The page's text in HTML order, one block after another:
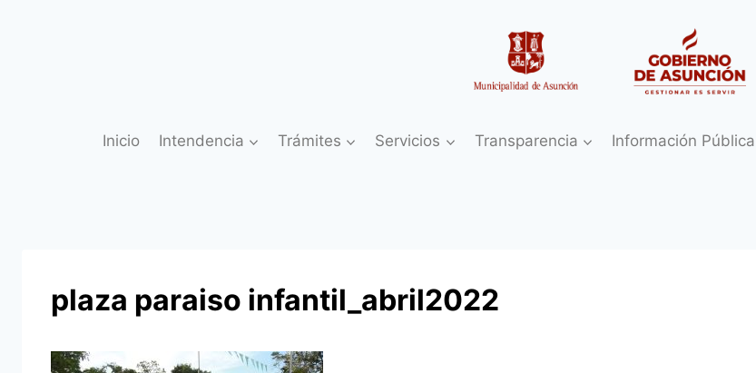
Inicio Intendencia Trámites Servicios Transparencia Información Pública
plaza paraiso infantil_abril2022